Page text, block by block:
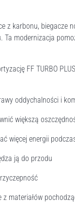
z karbonu, biegacze
modernizacja
FF TURBO
oddychalności i
większą
więcej energii
ją do przodu
materiałów